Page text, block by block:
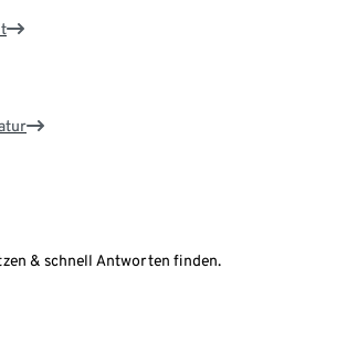
& schnell Antworten finden.